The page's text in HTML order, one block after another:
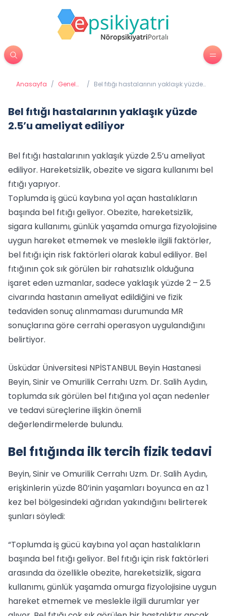
Anasayfa / Genel
/ Bel fıtığı hastalarının yaklaşık yüzde
Bel fıtığı hastalarının yaklaşık yüzde
2.5’u ameliyat ediliyor
Bel fıtığı hastalarının yaklaşık yüzde 2.5’u ameliyat
ediliyor. Hareketsizlik, obezite ve sigara kullanımı bel
fıtığı yapıyor.
Toplumda iş gücü kaybına yol açan hastalıkların
başında bel fıtığı geliyor. Obezite, hareketsizlik,
sigara kullanımı, günlük yaşamda omurga fizyolojisine
uygun hareket etmemek ve meslekle ilgili faktörler,
bel fıtığı için risk faktörleri olarak kabul ediliyor. Bel
fıtığının çok sık görülen bir rahatsızlık olduğuna
işaret eden uzmanlar, sadece yaklaşık yüzde 2 – 2.5
civarında hastanın ameliyat edildiğini ve fizik
tedaviden sonuç alınmaması durumunda MR
sonuçlarına göre cerrahi operasyon uygulandığını
belirtiyor.
Üsküdar Üniversitesi NPİSTANBUL Beyin Hastanesi
Beyin, Sinir ve Omurilik Cerrahı Uzm. Dr. Salih Aydın,
toplumda sık görülen bel fıtığına yol açan nedenler
ve tedavi süreçlerine ilişkin önemli
değerlendirmelerde bulundu.
Bel fıtığında ilk tercih fizik tedavi
Beyin, Sinir ve Omurilik Cerrahı Uzm. Dr. Salih Aydın,
erişkinlerin yüzde 80’inin yaşamları boyunca en az 1
kez bel bölgesindeki ağrıdan yakındığını belirterek
şunları söyledi:
“Toplumda iş gücü kaybına yol açan hastalıkların
başında bel fıtığı geliyor. Bel fıtığı için risk faktörleri
arasında da özellikle obezite, hareketsizlik, sigara
kullanımı, günlük yaşamda omurga fizyolojisine uygun
hareket etmemek ve meslekle ilgili durumlar yer